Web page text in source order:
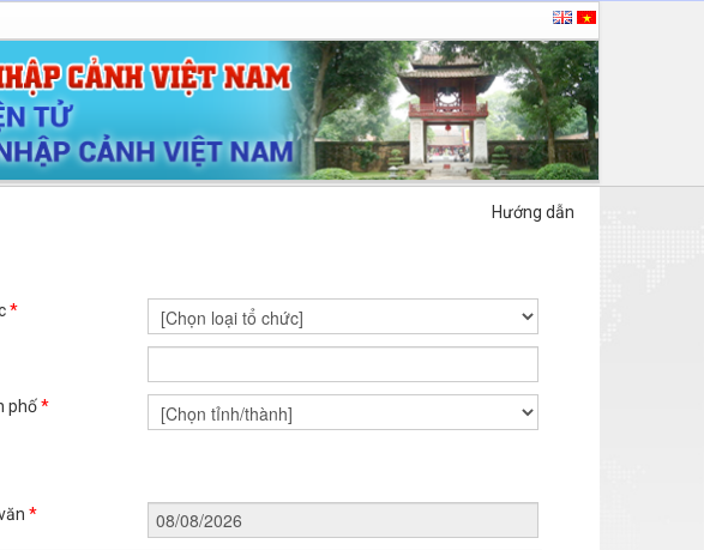
Hướng dẫn
*
phố*
*